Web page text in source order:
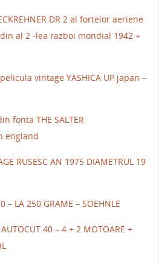
DR 2 al fortelor aeriene
al 2 -lea razboi mondial 1942 +
vintage YASHICA UP japan –
fonta THE SALTER
england
RUSESC AN 1975 DIAMETRUL 19
– LA 250 GRAME – SOEHNLE
40 – 4 + 2 MOTOARE +